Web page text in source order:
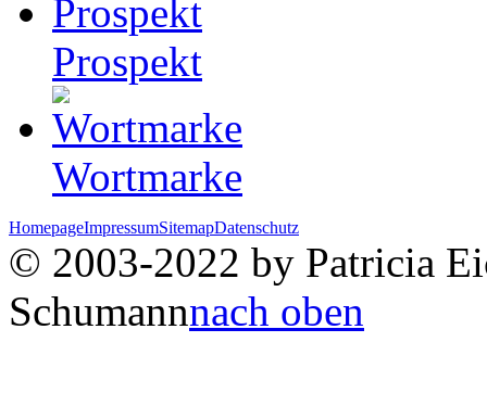
Prospekt
Wortmarke
HomepageImpressumSitemapDatenschutz
© 2003-2022 by Patricia
Schumannnach oben